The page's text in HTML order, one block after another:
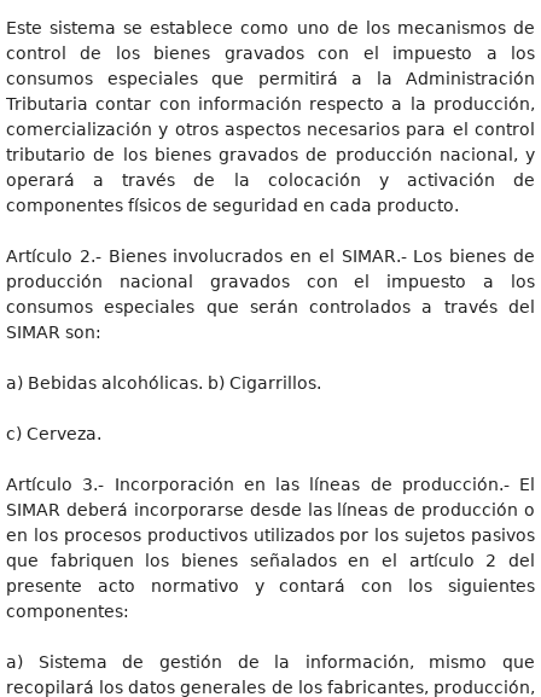
Este sistema se establece como uno de los mecanismos de
control de los bienes gravados con el impuesto a los
consumos especiales que permitirá a la Administración
Tributaria contar con información respecto a la producción,
comercialización y otros aspectos necesarios para el control
tributario de los bienes gravados de producción nacional, y
operará a través de la colocación y activación de
componentes físicos de seguridad en cada producto.
Artículo 2.- Bienes involucrados en el SIMAR.- Los bienes de
producción nacional gravados con el impuesto a los
consumos especiales que serán controlados a través del
SIMAR son:
a) Bebidas alcohólicas. b) Cigarrillos.
c) Cerveza.
Artículo 3.- Incorporación en las líneas de producción.- El
SIMAR deberá incorporarse desde las líneas de producción o
en los procesos productivos utilizados por los sujetos pasivos
que fabriquen los bienes señalados en el artículo 2 del
presente acto normativo y contará con los siguientes
componentes:
a) Sistema de gestión de la información, mismo que
recopilará los datos generales de los fabricantes, producción,